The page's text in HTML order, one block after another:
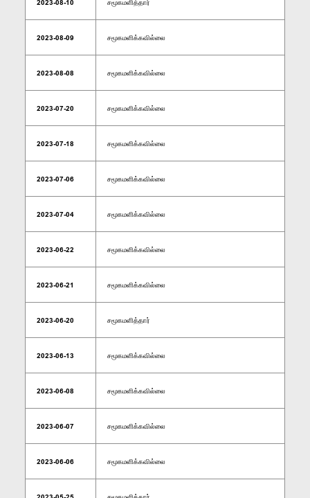
2023-08-10 சமூகமளித்தார்
2023-08-09 சமூகமளிக்கவில்லை
2023-08-08 சமூகமளிக்கவில்லை
2023-07-20 சமூகமளிக்கவில்லை
2023-07-18 சமூகமளிக்கவில்லை
2023-07-06 சமூகமளிக்கவில்லை
2023-07-04 சமூகமளிக்கவில்லை
2023-06-22 சமூகமளிக்கவில்லை
2023-06-21 சமூகமளிக்கவில்லை
2023-06-20 சமூகமளித்தார்
2023-06-13 சமூகமளிக்கவில்லை
2023-06-08 சமூகமளிக்கவில்லை
2023-06-07 சமூகமளிக்கவில்லை
2023-06-06 சமூகமளிக்கவில்லை